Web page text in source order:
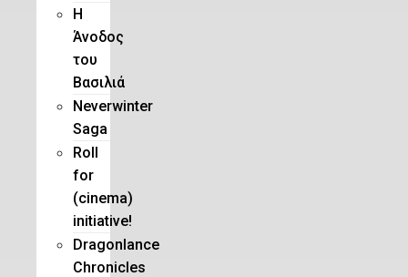
Η
Άνοδος
του
Βασιλιά
Neverwinter
Saga
Roll
for
(cinema)
initiative!
Dragonlance
Chronicles